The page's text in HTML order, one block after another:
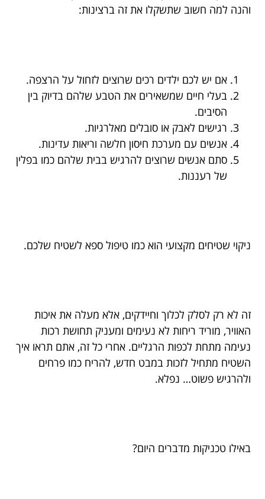
והנה למה חשוב שתשקלו את זה ברצינות:
אם יש לכם ילדים רכים שרוצים לזחול על הרצפה.
בעלי חיים שמשאירים את הטבע שלהם בדיוק בין
הסיבים.
רגישים לאבק או סובלים מאלרגיות.
אנשים עם מערכת חיסון חלשה וריאות עדינות.
סתם אנשים שרוצים להרגיש בבית שלהם כמו בפלין
של רעננות.
ניקוי שטיחים מקצועי הוא כמו טיפול ספא לשטיח שלכם.
זה לא רק לסלק לכלוך וחיידקים, אלא מעלה את איכות
האוויר, מוריד ריחות לא נעימים ומעניק תחושת רכות
נעימה מתחת לכפות הרגליים. אחרי כל זה, אתם תראו איך
השטיח מתחיל לזכות במבט חדש, להריח כמו פרחים
ולהרגיש פשוט… נפלא.
באילו טכניקות מדברים היום?